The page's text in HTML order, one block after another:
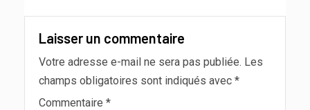
Laisser un commentaire
Votre adresse e-mail ne sera pas publiée. Les
champs obligatoires sont indiqués avec *
Commentaire *